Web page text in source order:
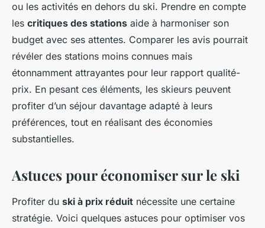
ou les activités en dehors du ski. Prendre en compte
les critiques des stations aide à harmoniser son
budget avec ses attentes. Comparer les avis pourrait
révéler des stations moins connues mais
étonnamment attrayantes pour leur rapport qualité-
prix. En pesant ces éléments, les skieurs peuvent
profiter d’un séjour davantage adapté à leurs
préférences, tout en réalisant des économies
substantielles.
Astuces pour économiser sur le ski
Profiter du ski à prix réduit nécessite une certaine
stratégie. Voici quelques astuces pour optimiser vos